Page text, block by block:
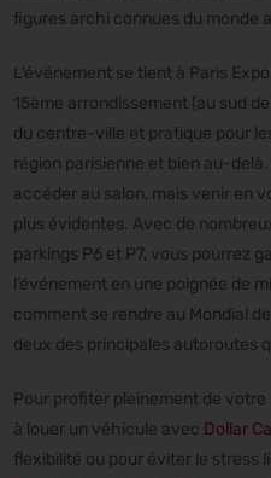
figures archi connues du monde
L’événement se tient à Paris
15ème arrondissement (au sud
du centre-ville et pratique pour
région parisienne et bien au-
accéder au salon, mais venir en
plus évidentes. Avec de
parkings P6 et P7, vous pourrez
l’événement en une poignée de
comment se rendre au Mondial
deux des principales autoroutes
Pour profiter pleinement de votre
à louer un véhicule avec Dollar
flexibilité ou pour éviter le stress